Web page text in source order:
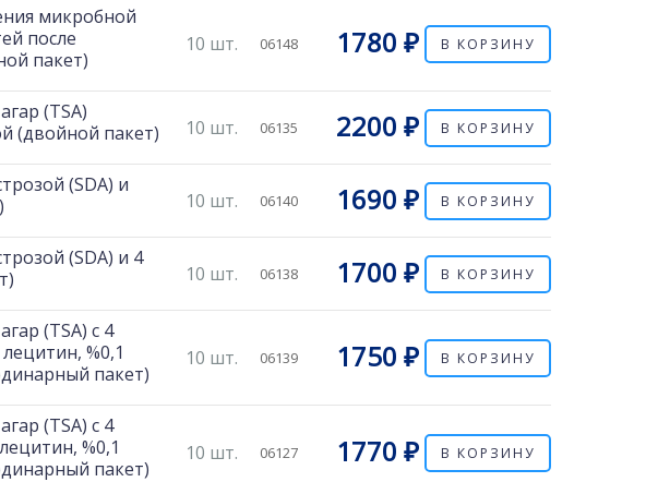
микробной
после
пакет)
10 шт. 06148 1780 ₽ В КОРЗИНУ
(TSA)
(двойной пакет)
10 шт. 06135 2200 ₽ В КОРЗИНУ
(SDA) и
10 шт. 06140 1690 ₽ В КОРЗИНУ
(SDA) и 4
10 шт. 06138 1700 ₽ В КОРЗИНУ
(TSA) с 4
%0,1
пакет)
10 шт. 06139 1750 ₽ В КОРЗИНУ
(TSA) с 4
%0,1
пакет)
10 шт. 06127 1770 ₽ В КОРЗИНУ